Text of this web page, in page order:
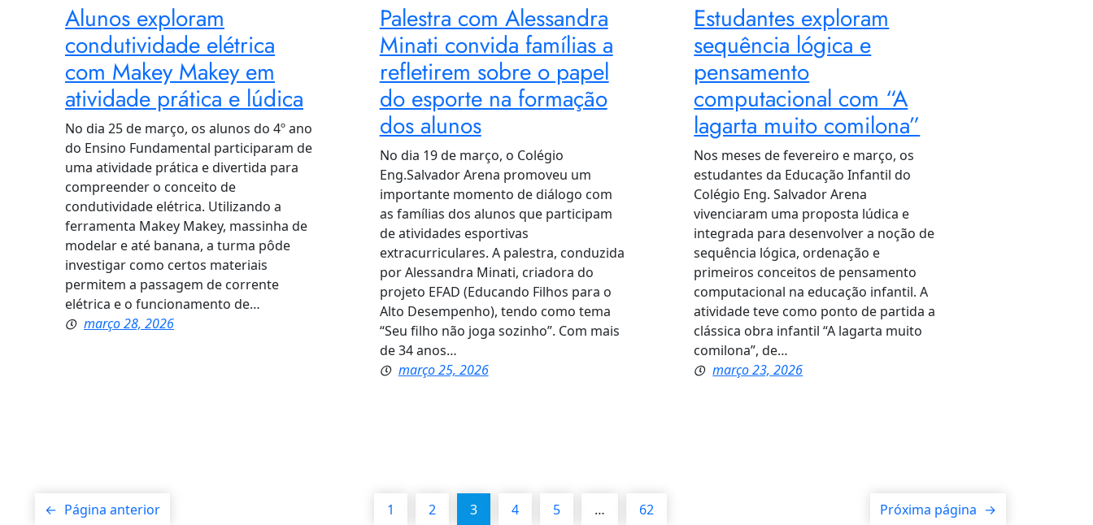
Alunos exploram
condutividade elétrica
com Makey Makey em
atividade prática e lúdica
No dia 25 de março, os alunos do 4º ano
do Ensino Fundamental participaram de
uma atividade prática e divertida para
compreender o conceito de
condutividade elétrica. Utilizando a
ferramenta Makey Makey, massinha de
modelar e até banana, a turma pôde
investigar como certos materiais
permitem a passagem de corrente
elétrica e o funcionamento de…
março 28, 2026
Palestra com Alessandra
Minati convida famílias a
refletirem sobre o papel
do esporte na formação
dos alunos
No dia 19 de março, o Colégio
Eng.Salvador Arena promoveu um
importante momento de diálogo com
as famílias dos alunos que participam
de atividades esportivas
extracurriculares. A palestra, conduzida
por Alessandra Minati, criadora do
projeto EFAD (Educando Filhos para o
Alto Desempenho), tendo como tema
“Seu filho não joga sozinho”. Com mais
de 34 anos…
março 25, 2026
Estudantes exploram
sequência lógica e
pensamento
computacional com “A
lagarta muito comilona”
Nos meses de fevereiro e março, os
estudantes da Educação Infantil do
Colégio Eng. Salvador Arena
vivenciaram uma proposta lúdica e
integrada para desenvolver a noção de
sequência lógica, ordenação e
primeiros conceitos de pensamento
computacional na educação infantil. A
atividade teve como ponto de partida a
clássica obra infantil “A lagarta muito
comilona”, de…
março 23, 2026
← Página anterior 1 2 3 4 5 … 62 Próxima página →